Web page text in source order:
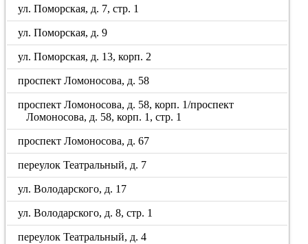
ул. Поморская, д. 7, стр. 1
ул. Поморская, д. 9
ул. Поморская, д. 13, корп. 2
проспект Ломоносова, д. 58
проспект Ломоносова, д. 58, корп. 1/проспект
Ломоносова, д. 58, корп. 1, стр. 1
проспект Ломоносова, д. 67
переулок Театральный, д. 7
ул. Володарского, д. 17
ул. Володарского, д. 8, стр. 1
переулок Театральный, д. 4